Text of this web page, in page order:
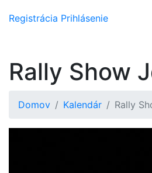
Registrácia Prihlásenie
Rally Show
Domov Kalendár Rally